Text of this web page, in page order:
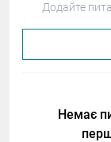
Додайте
Немає